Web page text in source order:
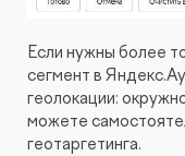
Если нужны более
сегмент в
геолокации:
можете
геотаргетинга.